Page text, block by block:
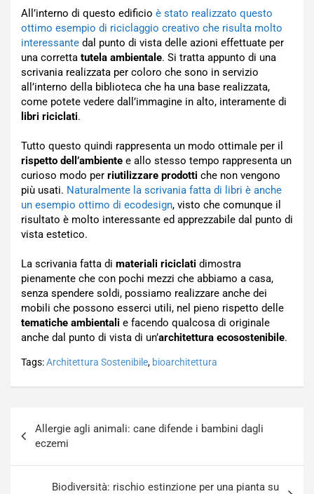
All’interno di questo edificio è stato realizzato questo
ottimo esempio di riciclaggio creativo che risulta molto
interessante dal punto di vista delle azioni effettuate per
una corretta tutela ambientale. Si tratta appunto di una
scrivania realizzata per coloro che sono in servizio
all’interno della biblioteca che ha una base realizzata,
come potete vedere dall’immagine in alto, interamente di
libri riciclati.
Tutto questo quindi rappresenta un modo ottimale per il
rispetto dell’ambiente e allo stesso tempo rappresenta un
curioso modo per riutilizzare prodotti che non vengono
più usati. Naturalmente la scrivania fatta di libri è anche
un esempio ottimo di ecodesign, visto che comunque il
risultato è molto interessante ed apprezzabile dal punto di
vista estetico.
La scrivania fatta di materiali riciclati dimostra
pienamente che con pochi mezzi che abbiamo a casa,
senza spendere soldi, possiamo realizzare anche dei
mobili che possono esserci utili, nel pieno rispetto delle
tematiche ambientali e facendo qualcosa di originale
anche dal punto di vista di un’architettura ecosostenibile.
Tags:Architettura Sostenibile, bioarchitettura
articoli
Allergie agli animali: cane difende i bambini dagli
eczemi
Biodiversità: rischio estinzione per una pianta su